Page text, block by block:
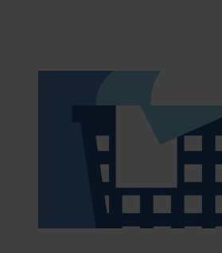
udledningen
af CO2 med